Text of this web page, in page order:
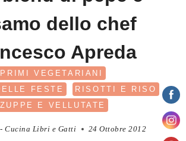
dello chef
Apreda
PRIMI VEGETARIANI
FESTE
RISOTTI E RISO
ZUPPE E VELLUTATE
Cucina Libri e Gatti 24 Ottobre 2012